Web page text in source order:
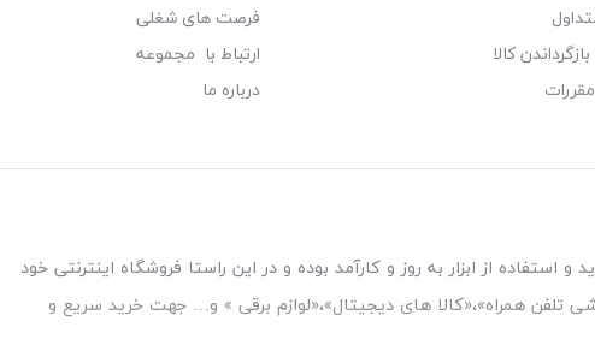
کالا
فرصت های شغلی
ارتباط با مجموعه
درباره ما
از ابزار به روز و کارآمد بوده و در این راستا فروشگاه اینترنتی خود
تلفن همراه»،«کالا های دیجیتال»،«لوازم برقی » و… جهت خرید سریع و